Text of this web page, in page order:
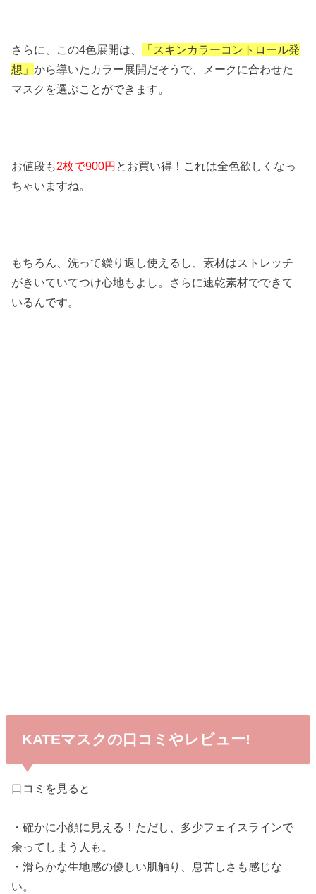
さらに、この4色展開は、
「スキンカラーコントロール発
想」から導いたカラー展開だそうで、メークに合わせた
マスクを選ぶことができます。
お値段も2枚で900円とお買い得！これは全色欲しくなっ
ちゃいますね。
もちろん、洗って繰り返し使えるし、素材はストレッチ
がきいていてつけ心地もよし。さらに速乾素材でできて
いるんです。
KATEマスクの口コミやレビュー!
口コミを見ると
・確かに小顔に見える！ただし、多少フェイスラインで
余ってしまう人も。
・滑らかな生地感の優しい肌触り、息苦しさも感じな
い。